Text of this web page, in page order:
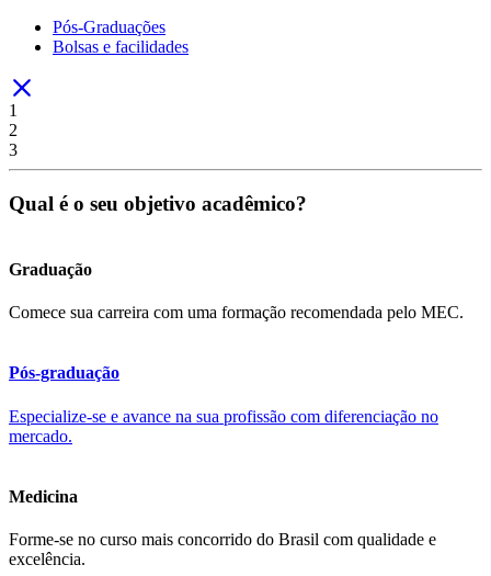
Pós-Graduações
Bolsas e facilidades
1
2
3
Qual é o seu objetivo acadêmico?
Graduação
Comece sua carreira com uma formação recomendada pelo MEC.
Pós-graduação
Especialize-se e avance na sua profissão com diferenciação no
mercado.
Medicina
Forme-se no curso mais concorrido do Brasil com qualidade e
excelência.